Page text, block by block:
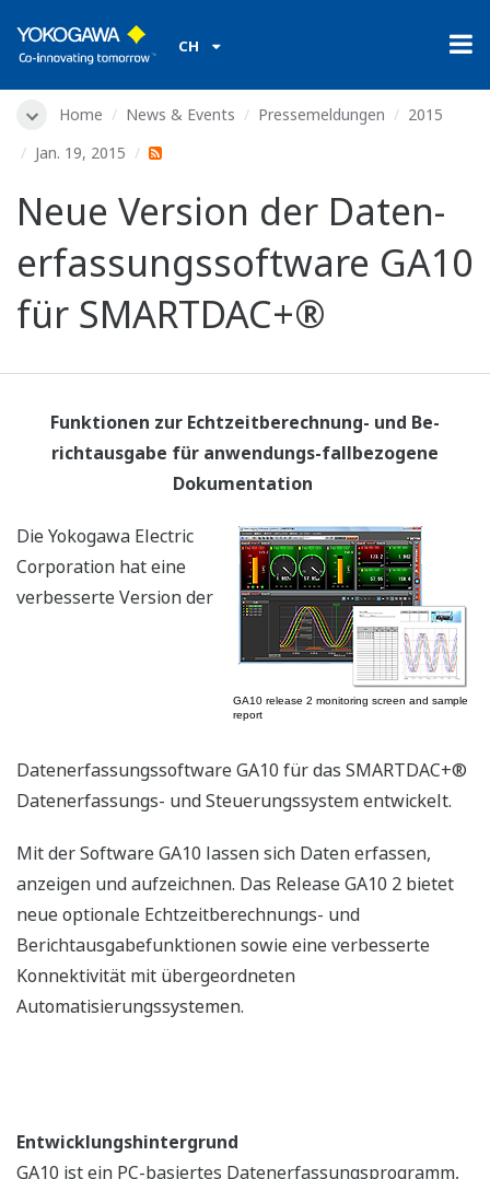
CH
Home News & Events Pressemeldungen
2015
Jan. 19, 2015
Neue Version der Daten-
erfassungssoftware GA10
für SMARTDAC+®
Funktionen zur Echtzeitberechnung- und Be-
richtausgabe für anwendungs-fallbezogene
Dokumentation
GA10 release 2 monitoring screen and sample
report
Die Yokogawa Electric
Corporation hat eine
verbesserte Version der
Datenerfassungssoftware GA10 für das SMARTDAC+®
Datenerfassungs- und Steuerungssystem entwickelt.
Mit der Software GA10 lassen sich Daten erfassen,
anzeigen und aufzeichnen. Das Release GA10 2 bietet
neue optionale Echtzeitberechnungs- und
Berichtausgabefunktionen sowie eine verbesserte
Konnektivität mit übergeordneten
Automatisierungssystemen.
Entwicklungshintergrund
GA10 ist ein PC-basiertes Datenerfassungsprogramm,